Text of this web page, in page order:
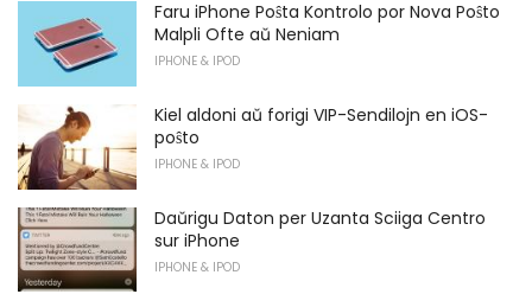
Faru iPhone Poŝta Kontrolo por Nova Poŝto
Malpli Ofte aŭ Neniam
IPHONE & IPOD
Kiel aldoni aŭ forigi VIP-Sendilojn en iOS-
poŝto
IPHONE & IPOD
Daŭrigu Daton per Uzanta Sciiga Centro
sur iPhone
IPHONE & IPOD